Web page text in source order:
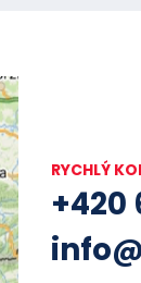
RYCHLÝ
+420